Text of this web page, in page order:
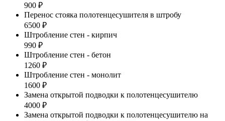
900 ₽
Перенос стояка полотенцесушителя в штробу
6500 ₽
Штробление стен - кирпич
990 ₽
Штробление стен - бетон
1260 ₽
Штробление стен - монолит
1600 ₽
Замена открытой подводки к полотенцесушителю
4000 ₽
Замена открытой подводки к полотенцесушителю на